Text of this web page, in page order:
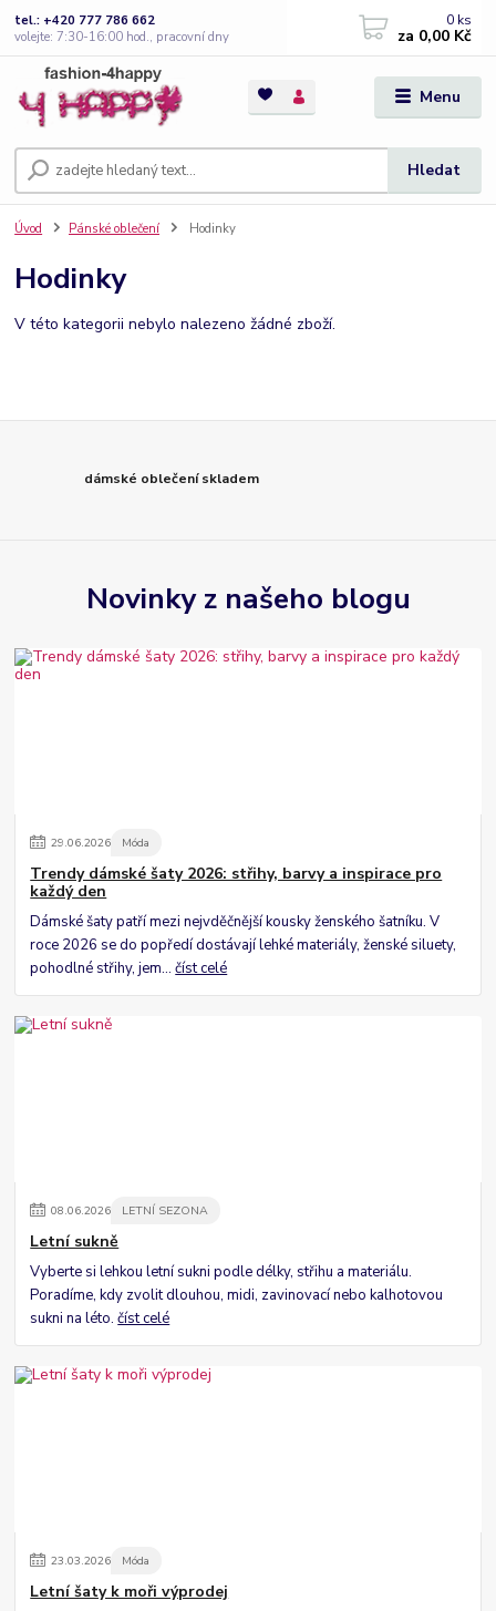
Menu
Hledat
tel.: +420 777 786 662
volejte: 7:30-16:00 hod., pracovní dny
0 ks
za 0,00 Kč
Úvod Pánské oblečení Hodinky
Hodinky
V této kategorii nebylo nalezeno žádné zboží.
dámské oblečení skladem
Novinky z našeho blogu
29.06.2026 Móda
Trendy dámské šaty 2026: střihy, barvy a inspirace pro
každý den
Dámské šaty patří mezi nejvděčnější kousky ženského šatníku. V
roce 2026 se do popředí dostávají lehké materiály, ženské siluety,
pohodlné střihy, jem...číst celé
08.06.2026 LETNÍ SEZONA
Letní sukně
Vyberte si lehkou letní sukni podle délky, střihu a materiálu.
Poradíme, kdy zvolit dlouhou, midi, zavinovací nebo kalhotovou
sukni na léto.číst celé
23.03.2026 Móda
Letní šaty k moři výprodej